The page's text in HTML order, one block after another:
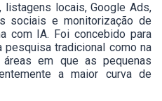
listagens locais, Google Ads,
sociais e monitorização de
com IA. Foi concebido para
tradicional como na
em que as pequenas
a maior curva de